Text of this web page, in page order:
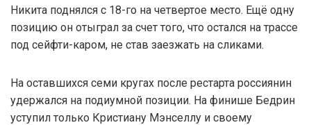
Никита поднялся c 18-го на четвертое место. Ещё одну
позицию он отыграл за счет того, что остался на трассе
под сейфти-каром, не став заезжать на сликами.
На оставшихся семи кругах после рестарта россиянин
удержался на подиумной позиции. На финише Бедрин
уступил только Кристиану Мэнселлу и своему